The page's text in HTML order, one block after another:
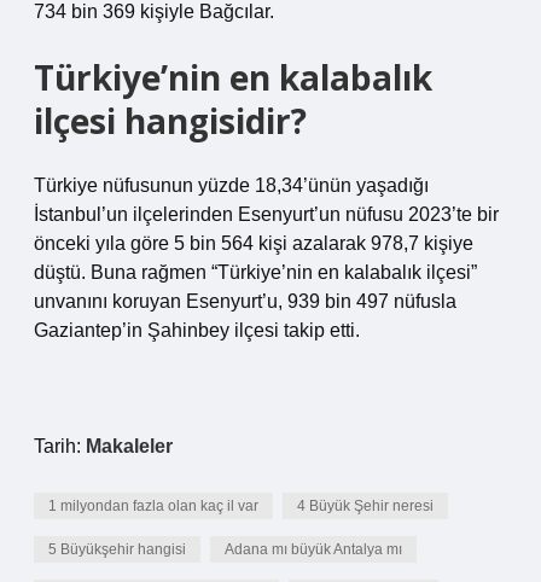
734 bin 369 kişiyle Bağcılar.
Türkiye’nin en kalabalık
ilçesi hangisidir?
Türkiye nüfusunun yüzde 18,34’ünün yaşadığı
İstanbul’un ilçelerinden Esenyurt’un nüfusu 2023’te bir
önceki yıla göre 5 bin 564 kişi azalarak 978,7 kişiye
düştü. Buna rağmen “Türkiye’nin en kalabalık ilçesi”
unvanını koruyan Esenyurt’u, 939 bin 497 nüfusla
Gaziantep’in Şahinbey ilçesi takip etti.
Tarih: Makaleler
1 milyondan fazla olan kaç il var 4 Büyük Şehir neresi
5 Büyükşehir hangisi Adana mı büyük Antalya mı